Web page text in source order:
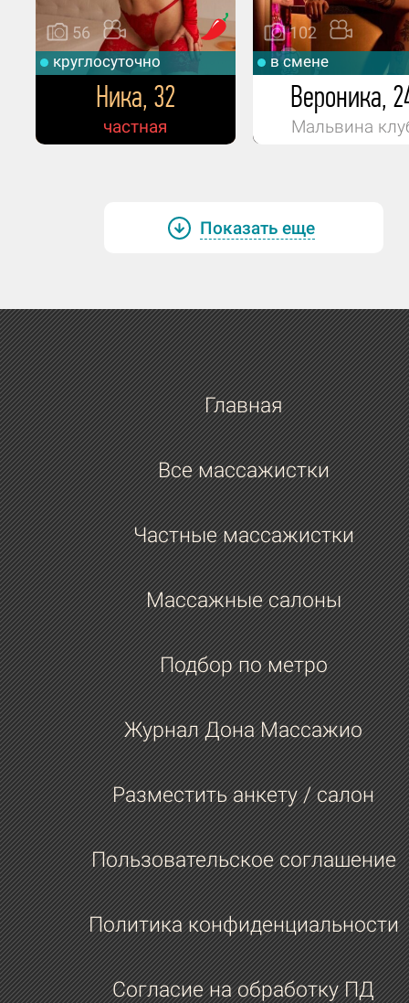
круглосуточно
Ника, 32
частная
56
в смене
Вероника,
Мальвина
102
Показать еще
Главная
Все массажистки
Частные массажистки
Массажные салоны
Подбор по метро
Журнал Дона Массажио
Разместить анкету / салон
Пользовательское соглашение
Политика конфиденциальности
Согласие на обработку ПД